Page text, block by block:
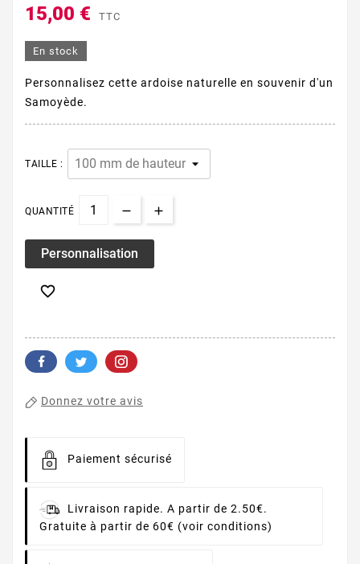
15,00 € TTC
En stock
Personnalisez cette ardoise naturelle en souvenir d'un
Samoyède.
TAILLE :
QUANTITÉ
Personnalisation

Donnez votre avis
Paiement sécurisé
Livraison rapide. A partir de 2.50€.
Gratuite à partir de 60€ (voir conditions)